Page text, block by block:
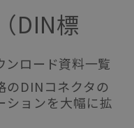
DIN標
ンロード資料一覧
のDINコネクタの
ションを大幅に拡